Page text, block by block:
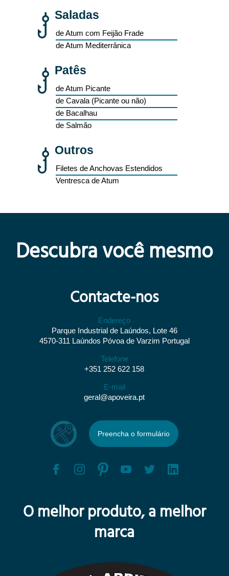
Saladas
de Atum com Feijão Frade
de Atum Mediterrânica
Patês
de Atum Picante
de Cavala (Picante ou não)
de Bacalhau
de Salmão
Outros
Filetes de Anchovas Estendidos
Ventresca de Atum
Descubra você mesmo
Contacte-nos
Endereço
Parque Industrial de Laúndos, Lote 46
4570-311 Laúndos Póvoa de Varzim Portugal
Telefone
+351 252 622 158
E-mail
geral@apoveira.pt
Preencha o formulário
O melhor produto, a melhor
marca